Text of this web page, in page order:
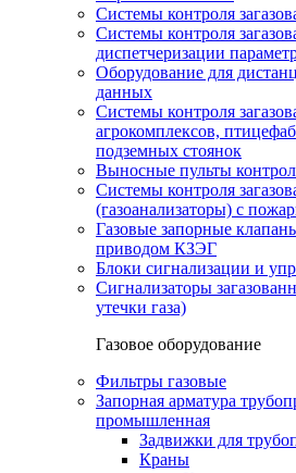
Системы контроля
Системы контроля
диспетчеризации
Оборудование для
данных
Системы контроля
агрокомплексов,
подземных стоянок
Выносные пульты
Системы контроля
(газоанализаторы) с
Газовые запорные
приводом КЗЭГ
Блоки сигнализации и
Сигнализаторы
утечки газа)
Газовое оборудование
Фильтры газовые
Запорная арматура
промышленная
Задвижки для
Краны